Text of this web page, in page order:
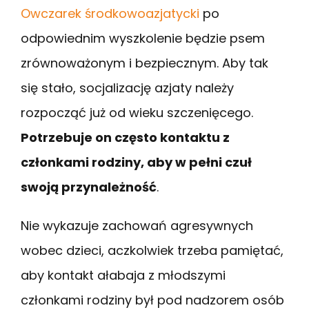
Owczarek środkowoazjatycki po
odpowiednim wyszkolenie będzie psem
zrównoważonym i bezpiecznym. Aby tak
się stało, socjalizację azjaty należy
rozpocząć już od wieku szczenięcego.
Potrzebuje on często kontaktu z
członkami rodziny, aby w pełni czuł
swoją przynależność.
Nie wykazuje zachowań agresywnych
wobec dzieci, aczkolwiek trzeba pamiętać,
aby kontakt ałabaja z młodszymi
członkami rodziny był pod nadzorem osób